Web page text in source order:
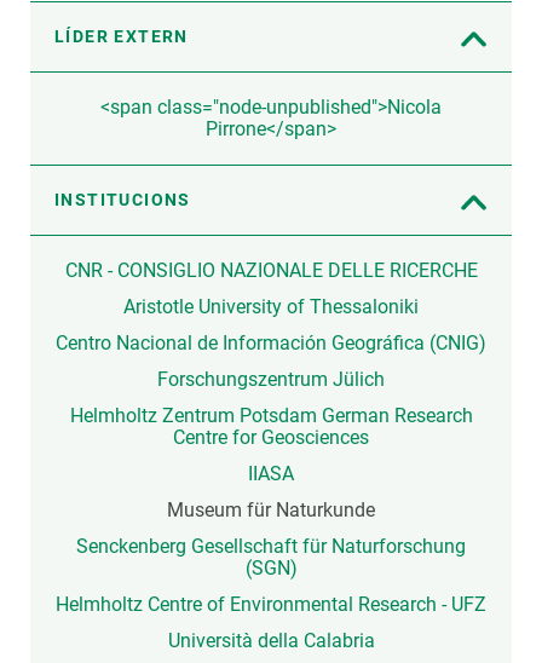
LÍDER EXTERN
<span class="node-unpublished">Nicola
Pirrone</span>
INSTITUCIONS
CNR - CONSIGLIO NAZIONALE DELLE RICERCHE
Aristotle University of Thessaloniki
Centro Nacional de Información Geográfica (CNIG)
Forschungszentrum Jülich
Helmholtz Zentrum Potsdam German Research
Centre for Geosciences
IIASA
Museum für Naturkunde
Senckenberg Gesellschaft für Naturforschung
(SGN)
Helmholtz Centre of Environmental Research - UFZ
Università della Calabria